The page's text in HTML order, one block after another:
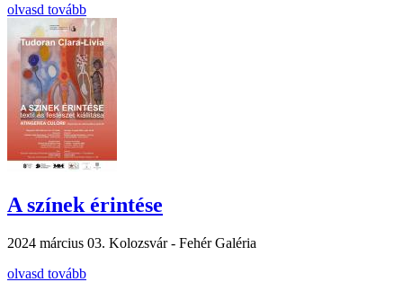
olvasd tovább
A színek érintése
2024 március 03. Kolozsvár - Fehér Galéria
olvasd tovább